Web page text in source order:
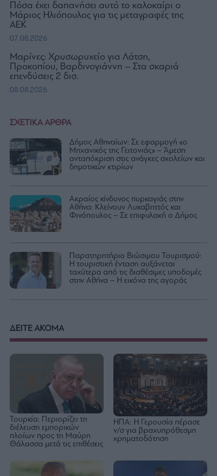
ΣΧΕΤΙΚΑ ΑΡΘΡΑ
Δήμος Αθηναίων: Σε εφαρμογή «ο
Μηχανικός της Γειτονιάς» – Άμεση
ανταπόκριση στις ανάγκες σχολείων και
δημοτικών κτιρίων
Ακραίος κίνδυνος πυρκαγιάς στην
Αθήνα: Κλείνουν Λυκαβηττός και
Φινόπουλος – Σε επιφυλακή ο Δήμος
Παρατηρητήριο Βιώσιμου Τουρισμού:
Η τουριστική ένταση αυξάνεται
ταχύτερα από τις διαθέσιμες υποδομές
στην Αθήνα – Η εικόνα της αγοράς
Πόσα έχει δαπανήσει αυτό το καλοκαίρι ο
Μάριος Ηλιόπουλος για τις μεταγραφές της
ΑΕΚ
07.08.2026
Μαρίνες: Χρυσωρυχείο για Λάτση,
Προκοπίου, Βαρδινογιάννη – Στα σκαριά
επενδύσεις 2 δισ.
08.08.2026
ΔΕΙΤΕ ΑΚΟΜΑ
Τουρκία: Περιορίζει τη
διέλευση εμπορικών
πλοίων προς τη Μαύρη
Θάλασσα μετά τις επιθέσεις
ΗΠΑ: Η Γερουσία πέρασε
ν/σ για βραχυπρόθεσμη
χρηματοδότηση